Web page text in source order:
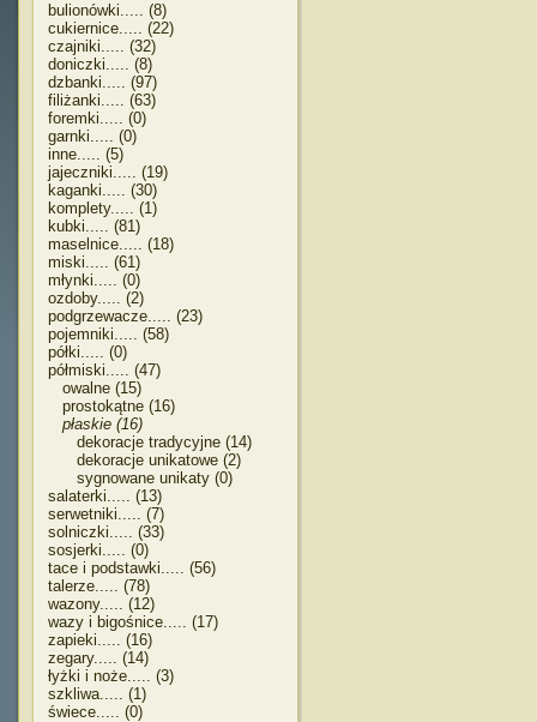
bulionówki..... (8)
cukiernice..... (22)
czajniki..... (32)
doniczki..... (8)
dzbanki..... (97)
filiżanki..... (63)
foremki..... (0)
garnki..... (0)
inne..... (5)
jajeczniki..... (19)
kaganki..... (30)
komplety..... (1)
kubki..... (81)
maselnice..... (18)
miski..... (61)
młynki..... (0)
ozdoby..... (2)
podgrzewacze..... (23)
pojemniki..... (58)
półki..... (0)
półmiski..... (47)
owalne (15)
prostokątne (16)
płaskie (16)
dekoracje tradycyjne (14)
dekoracje unikatowe (2)
sygnowane unikaty (0)
salaterki..... (13)
serwetniki..... (7)
solniczki..... (33)
sosjerki..... (0)
tace i podstawki..... (56)
talerze..... (78)
wazony..... (12)
wazy i bigośnice..... (17)
zapieki..... (16)
zegary..... (14)
łyżki i noże..... (3)
szkliwa..... (1)
świece..... (0)